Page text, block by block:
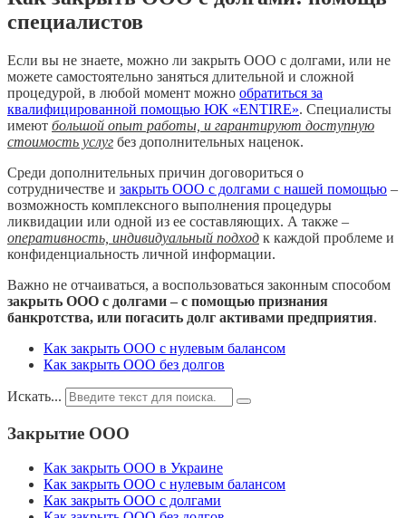
специалистов
Если вы не знаете, можно ли закрыть ООО с долгами, или не
можете самостоятельно заняться длительной и сложной
процедурой, в любой момент можно обратиться за
квалифицированной помощью ЮК «ENTIRE». Специалисты
имеют большой опыт работы, и гарантируют доступную
стоимость услуг без дополнительных наценок.
Среди дополнительных причин договориться о
сотрудничестве и закрыть ООО с долгами с нашей помощью –
возможность комплексного выполнения процедуры
ликвидации или одной из ее составляющих. А также –
оперативность, индивидуальный подход к каждой проблеме и
конфиденциальность личной информации.
Важно не отчаиваться, а воспользоваться законным способом
закрыть ООО с долгами – с помощью признания
банкротства, или погасить долг активами предприятия.
Как закрыть ООО с нулевым балансом
Как закрыть ООО без долгов
Искать...
Закрытие ООО
Как закрыть ООО в Украине
Как закрыть ООО с нулевым балансом
Как закрыть ООО с долгами